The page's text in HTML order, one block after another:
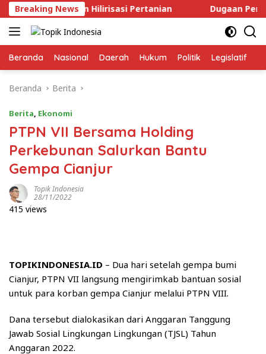
Langsung
ke
konten
Breaking News
dan Hilirisasi Pertanian Dugaan
Beranda Nasional Daerah Hukum Politik Legislatif
Beranda Berita
Berita, Ekonomi
PTPN VII Bersama Holding
Perkebunan Salurkan Bantu
Gempa Cianjur
Topik Indonesia
28/11/2022
415 views
TOPIKINDONESIA.ID – Dua hari setelah gempa bumi
Cianjur, PTPN VII langsung mengirimkab bantuan sosial
untuk para korban gempa Cianjur melalui PTPN VIII.
Dana tersebut dialokasikan dari Anggaran Tanggung
Jawab Sosial Lingkungan Lingkungan (TJSL) Tahun
Anggaran 2022.